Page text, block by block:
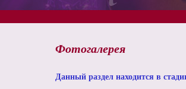
Фотогалерея
Данный раздел находится в